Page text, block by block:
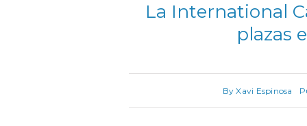
La International
plazas
ByXavi Espinosa